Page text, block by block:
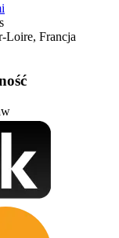
Loire, Francja